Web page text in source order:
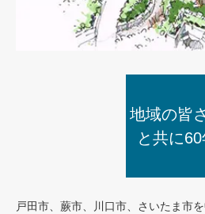
地域の皆
と共に
戸田市、蕨市、川口市、さいたま市